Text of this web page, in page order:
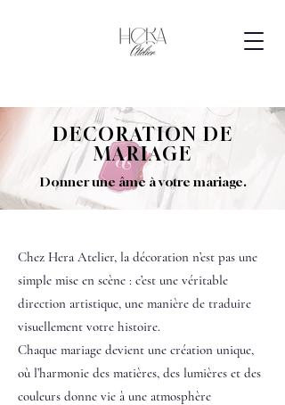
DECORATION DE
MARIAGE
Donner une âme à votre mariage.
Chez Hera Atelier, la décoration n’est pas une
simple mise en scène : c’est une véritable
direction artistique, une manière de traduire
visuellement votre histoire.
Chaque mariage devient une création unique,
où l’harmonie des matières, des lumières et des
couleurs donne vie à une atmosphère